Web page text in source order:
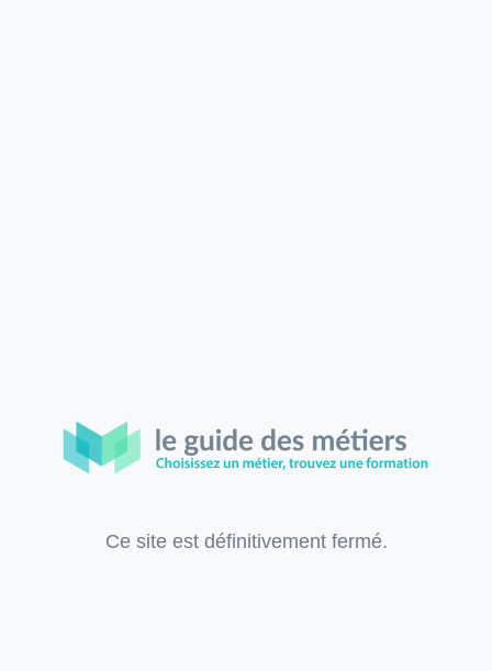
Ce site est définitivement fermé.